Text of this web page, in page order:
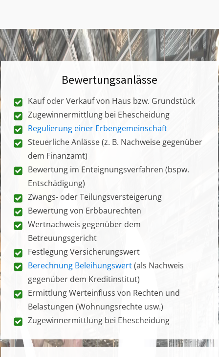
Bewertungsanlässe
Kauf oder Verkauf von Haus bzw. Grundstück
Zugewinnermittlung bei Ehescheidung
Regulierung einer Erbengemeinschaft
Steuerliche Anlässe (z. B. Nachweise gegenüber
dem Finanzamt)
Bewertung im Enteignungsverfahren (bspw.
Entschädigung)
Zwangs- oder Teilungsversteigerung
Bewertung von Erbbaurechten
Wertnachweis gegenüber dem
Betreuungsgericht
Festlegung Versicherungswert
Berechnung Beleihungswert(als Nachweis
gegenüber dem Kreditinstitut)
Ermittlung Werteinfluss von Rechten und
Belastungen (Wohnungsrechte usw.)
Zugewinnermittlung bei Ehescheidung